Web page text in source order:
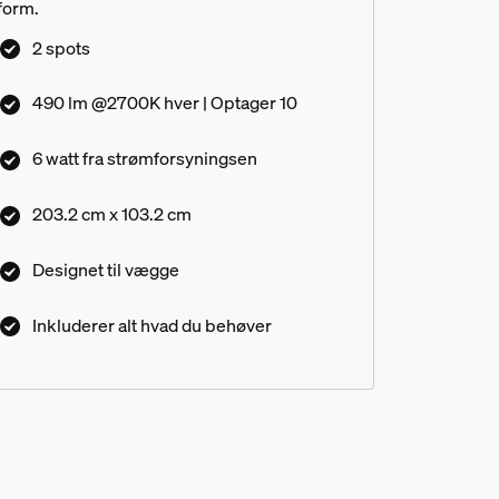
2 spots
490 lm @2700K hver | Optager 10
6 watt fra strømforsyningsen
203.2 cm x 103.2 cm
Designet til vægge
Inkluderer alt hvad du behøver